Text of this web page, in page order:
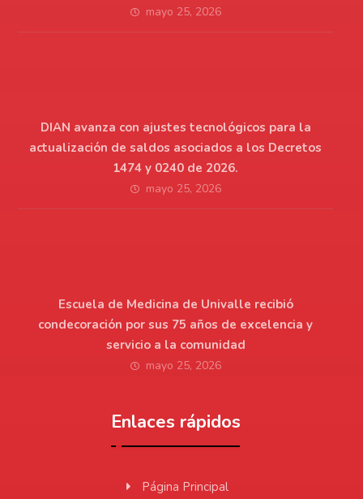
mayo 25, 2026
DIAN avanza con ajustes tecnológicos para la
actualización de saldos asociados a los Decretos
1474 y 0240 de 2026.
mayo 25, 2026
Escuela de Medicina de Univalle recibió
condecoración por sus 75 años de excelencia y
servicio a la comunidad
mayo 25, 2026
Enlaces rápidos
Página Principal